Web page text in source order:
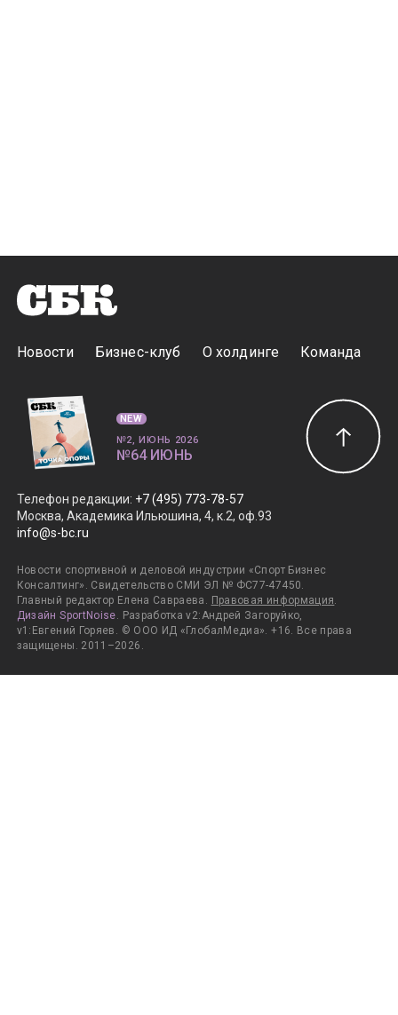
Новости Бизнес-клуб О холдинге Команда
Телефон редакции: +7 (495) 773-78-57
Москва, Академика Ильюшина, 4, к.2, оф.93
info@s-bc.ru
Новости спортивной и деловой индустрии «Спорт Бизнес
Консалтинг». Свидетельство СМИ ЭЛ № ФС77-47450.
Главный редактор Елена Савраева. Правовая информация.
Дизайн SportNoise. Разработка v2:Андрей Загоруйко,
v1:Евгений Горяев. © ООО ИД «ГлобалМедиа». +16. Все права
защищены. 2011–2026.
NEW
№2, ИЮНЬ 2026
№64 ИЮНЬ